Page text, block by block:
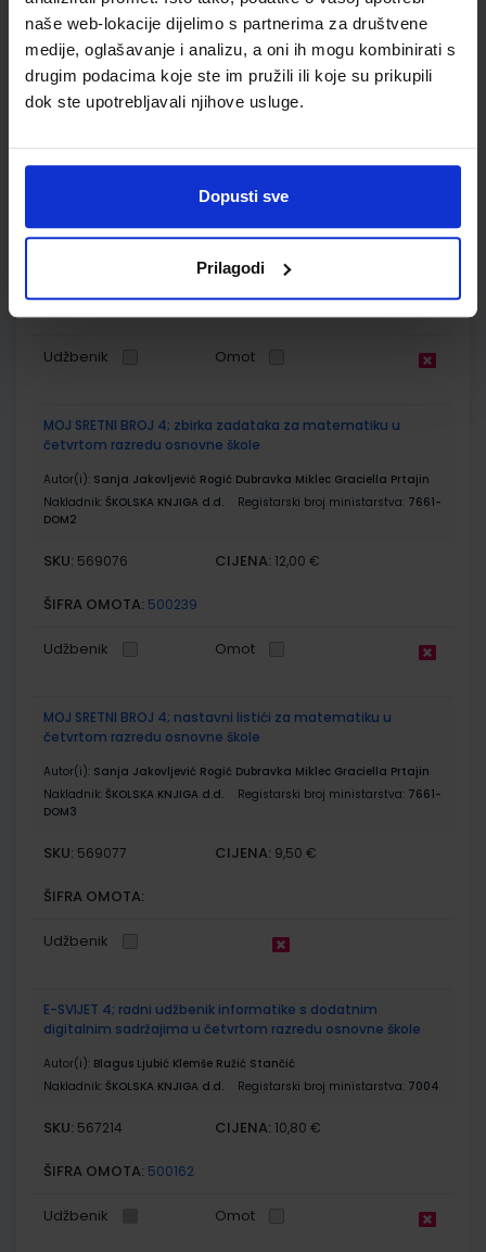
naše web-lokacije dijelimo s partnerima za društvene
medije, oglašavanje i analizu, a oni ih mogu kombinirati s
drugim podacima koje ste im pružili ili koje su prikupili
dok ste upotrebljavali njihove usluge.
Dopusti sve
Prilagodi
ŠIFRA OMOTA: 500239
Udžbenik Omot
četvrtom razredu osnovne škole
Sanja Jakovljević Rogić Dubravka Miklec Graciella Prtajin
ŠKOLSKA KNJIGA d.d.
DOM
CIJENA: 10,50 €
ŠIFRA OMOTA:500162
Udžbenik Omot
MOJ SRETNI BROJ 4; zbirka zadataka za matematiku u
četvrtom razredu osnovne škole
Autor(i): Sanja Jakovljević Rogić Dubravka Miklec Graciella Prtajin
Nakladnik: ŠKOLSKA KNJIGA d.d. Registarski broj ministarstva: 7661-
DOM2
SKU: 569076 CIJENA: 12,00 €
ŠIFRA OMOTA: 500239
Udžbenik Omot
MOJ SRETNI BROJ 4; nastavni listići za matematiku u
četvrtom razredu osnovne škole
Autor(i): Sanja Jakovljević Rogić Dubravka Miklec Graciella Prtajin
Nakladnik: ŠKOLSKA KNJIGA d.d. Registarski broj ministarstva: 7661-
DOM3
SKU: 569077 CIJENA: 9,50 €
ŠIFRA OMOTA:
Udžbenik
E-SVIJET 4; radni udžbenik informatike s dodatnim
digitalnim sadržajima u četvrtom razredu osnovne škole
Autor(i): Blagus Ljubić Klemše Ružić Stančić
Nakladnik: ŠKOLSKA KNJIGA d.d. Registarski broj ministarstva: 7004
SKU: 567214 CIJENA: 10,80 €
ŠIFRA OMOTA: 500162
Udžbenik Omot